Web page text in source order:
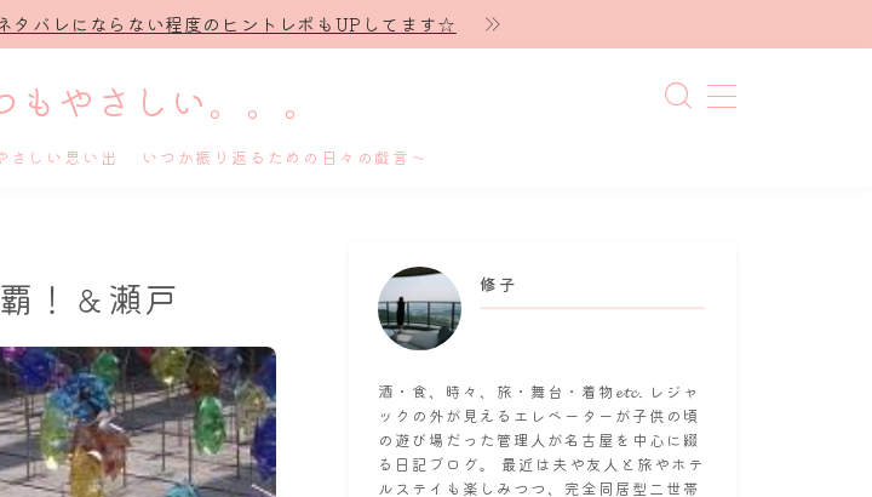
タバレにならない程度のヒントレポもUPしてます☆
やさしい。。。
さしい思い出 いつか振り返るための日々の戯言～
！＆瀬戸 修子
酒・食、時々、旅・舞台・着物𝓮𝓽𝓬. レジャ
ックの外が見えるエレベーターが子供の頃
の遊び場だった管理人が名古屋を中心に綴
る日記ブログ。 最近は夫や友人と旅やホテ
ルステイも楽しみつつ、完全同居型二世帯